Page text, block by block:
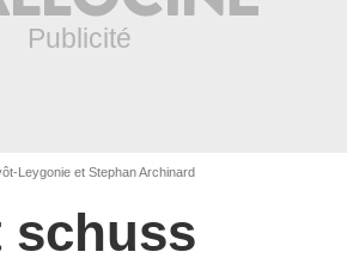
Leygonie et Stephan Archinard
schuss